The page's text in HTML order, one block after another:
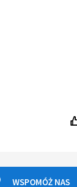
WSPOMÓŻ NAS